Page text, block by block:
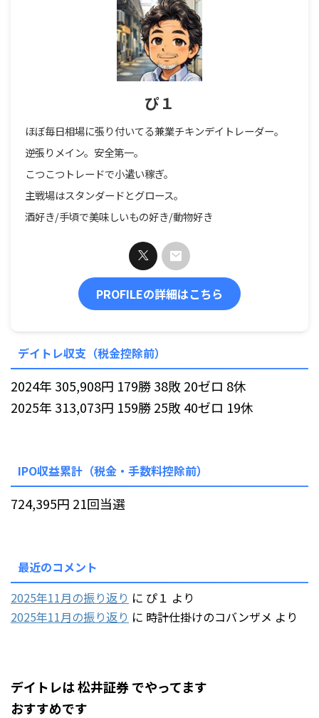
ぴ１
ほぼ毎日相場に張り付いてる兼業チキンデイトレーダー。
逆張りメイン。安全第一。
こつこつトレードで小遣い稼ぎ。
主戦場はスタンダードとグロース。
酒好き/手頃で美味しいもの好き/動物好き
PROFILEの詳細はこちら
デイトレ収支（税金控除前）
2024年 305,908円 179勝 38敗 20ゼロ 8休
2025年 313,073円 159勝 25敗 40ゼロ 19休
IPO収益累計（税金・手数料控除前）
724,395円 21回当選
最近のコメント
2025年11月の振り返り に ぴ１ より
2025年11月の振り返り に 時計仕掛けのコバンザメ より
デイトレは 松井証券 でやってます
おすすめです